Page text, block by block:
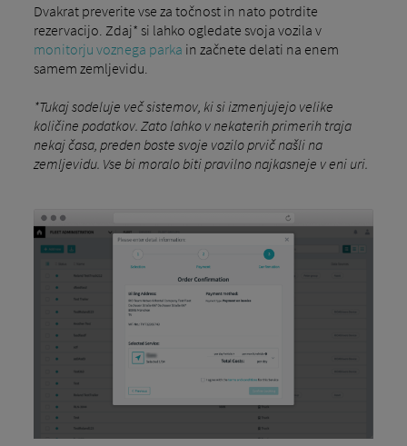
Dvakrat preverite vse za točnost in nato potrdite
rezervacijo. Zdaj* si lahko ogledate svoja vozila v
monitorju voznega parka in začnete delati na enem
samem zemljevidu.
*Tukaj sodeluje več sistemov, ki si izmenjujejo velike
količine podatkov. Zato lahko v nekaterih primerih traja
nekaj časa, preden boste svoje vozilo prvič našli na
zemljevidu. Vse bi moralo biti pravilno najkasneje v eni uri.